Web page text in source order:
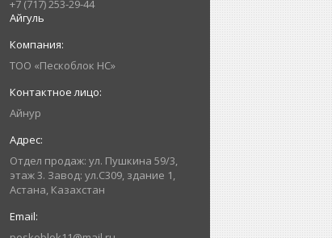
+7 (717) 253-29-44
Айгуль
ТОО «Пескоблок НС»
Айнур
Отдел продаж: ул. Пушкина 59/3,
этаж 3. Завод: ул.С309, здание 1,
Астана, Казахстан